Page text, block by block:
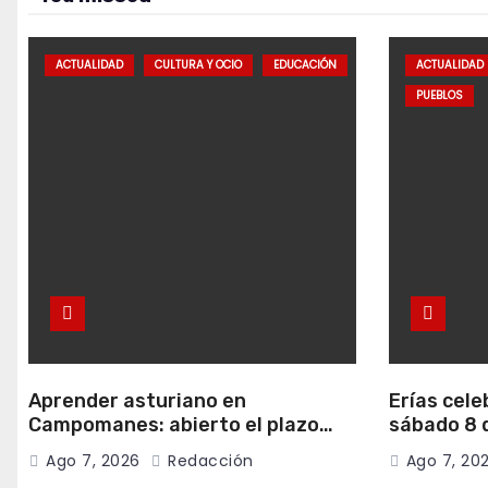
ACTUALIDAD CULTURA Y OCIO EDUCACIÓN
Aprender asturiano en
Campomanes: abierto el plazo
para inscribirse en el programa
Falamos
Ago 7, 2026 Redacción
ACTUALIDAD
PUEBLOS
Erías
sábado 8
música y
Ago 7,